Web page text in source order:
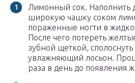
Лимонный сок. Наполнить
широкую чашку соком
пораженные ногти в
После чего потереть
зубной щеткой,
увлажняющий лосьон.
раза в день до появления